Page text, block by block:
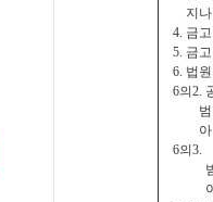
지나
4. 금고
5. 금고
6. 법원
6의2.
범한
아니
6의3.
범한
아니